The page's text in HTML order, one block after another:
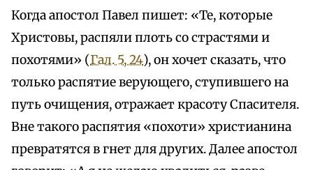
Когда апостол Павел пишет: «Те, которые
Христовы, распяли плоть со страстями и
похотями» (Гал. 5, 24), он хочет сказать, что
только распятие верующего, ступившего на
путь очищения, отражает красоту Спасителя.
Вне такого распятия «похоти» христианина
превратятся в гнет для других. Далее апостол